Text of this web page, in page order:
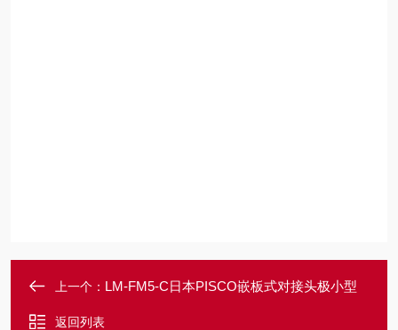
上一个： LM-FM5-C日本PISCO嵌板式对接头极小型
返回列表